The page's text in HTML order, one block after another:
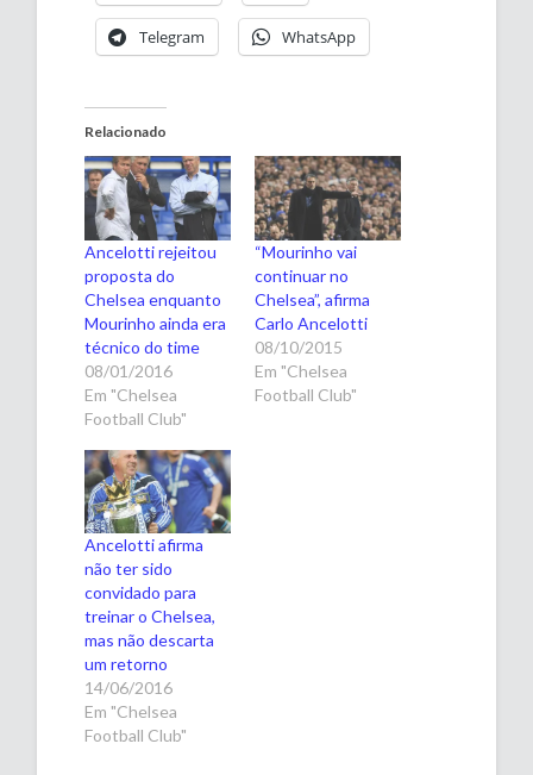
Telegram WhatsApp
Relacionado
Ancelotti rejeitou
proposta do
Chelsea enquanto
Mourinho ainda era
técnico do time
08/01/2016
Em "Chelsea
Football Club"
“Mourinho vai
continuar no
Chelsea”, afirma
Carlo Ancelotti
08/10/2015
Em "Chelsea
Football Club"
Ancelotti afirma
não ter sido
convidado para
treinar o Chelsea,
mas não descarta
um retorno
14/06/2016
Em "Chelsea
Football Club"